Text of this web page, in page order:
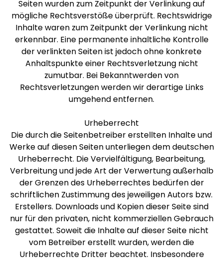
Seiten wurden zum Zeitpunkt der Verlinkung auf
mögliche Rechtsverstöße überprüft. Rechtswidrige
Inhalte waren zum Zeitpunkt der Verlinkung nicht
erkennbar. Eine permanente inhaltliche Kontrolle
der verlinkten Seiten ist jedoch ohne konkrete
Anhaltspunkte einer Rechtsverletzung nicht
zumutbar. Bei Bekanntwerden von
Rechtsverletzungen werden wir derartige Links
umgehend entfernen.
Urheberrecht
Die durch die Seitenbetreiber erstellten Inhalte und
Werke auf diesen Seiten unterliegen dem deutschen
Urheberrecht. Die Vervielfältigung, Bearbeitung,
Verbreitung und jede Art der Verwertung außerhalb
der Grenzen des Urheberrechtes bedürfen der
schriftlichen Zustimmung des jeweiligen Autors bzw.
Erstellers. Downloads und Kopien dieser Seite sind
nur für den privaten, nicht kommerziellen Gebrauch
gestattet. Soweit die Inhalte auf dieser Seite nicht
vom Betreiber erstellt wurden, werden die
Urheberrechte Dritter beachtet. Insbesondere